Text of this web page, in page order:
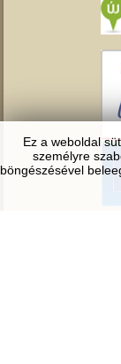
Ez a weboldal
személyre
böngészésével